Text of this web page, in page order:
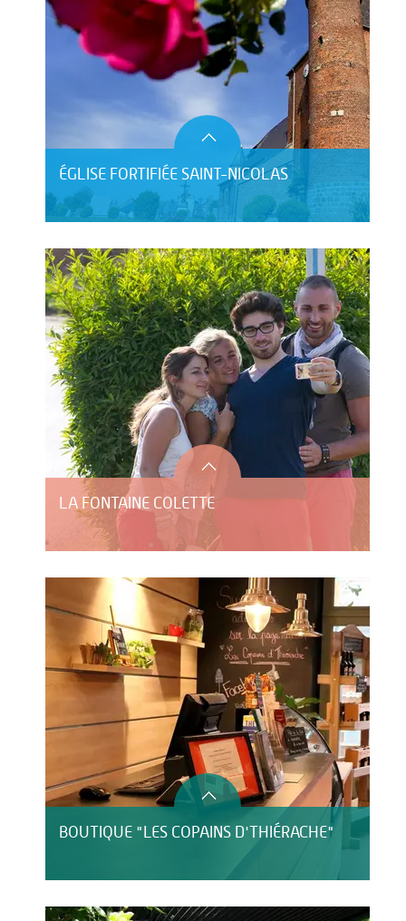
ÉGLISE FORTIFIÉE SAINT-NICOLAS
LA FONTAINE COLETTE
BOUTIQUE "LES COPAINS D'THIÉRACHE"